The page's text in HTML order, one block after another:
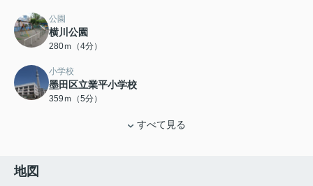
公園
横川公園
280ｍ（4分）
小学校
墨田区立業平小学校
359ｍ（5分）
すべて見る
地図